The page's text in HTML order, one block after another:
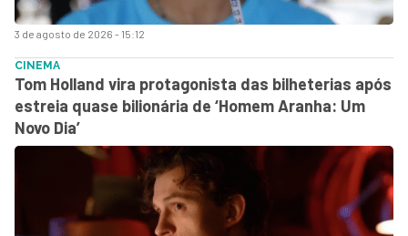
3 de agosto de 2026 - 15:12
CINEMA
Tom Holland vira protagonista das bilheterias após
estreia quase bilionária de ‘Homem Aranha: Um
Novo Dia’